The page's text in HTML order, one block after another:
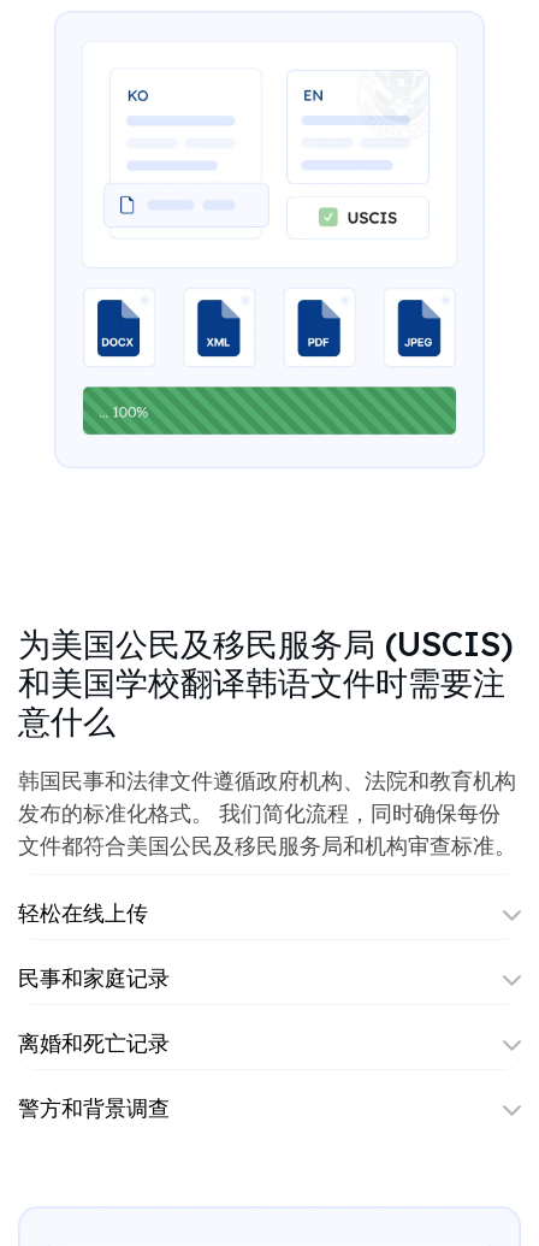
为美国公民及移民服务局 (USCIS)
和美国学校翻译韩语文件时需要注
意什么
韩国民事和法律文件遵循政府机构、法院和教育机构
发布的标准化格式。 我们简化流程，同时确保每份
文件都符合美国公民及移民服务局和机构审查标准。
轻松在线上传
民事和家庭记录
离婚和死亡记录
警方和背景调查